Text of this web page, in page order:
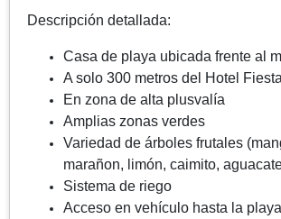
Descripción detallada:
Casa de playa ubicada frente al
A solo 300 metros del Hotel Fiesta
En zona de alta plusvalía
Amplias zonas verdes
Variedad de árboles frutales
marañon, limón, caimito,
Sistema de riego
Acceso en vehículo hasta la playa